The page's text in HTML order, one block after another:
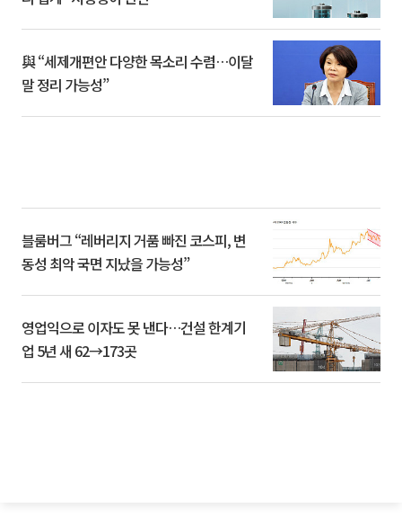
與 “세제개편안 다양한 목소리 수렴…이달
말 정리 가능성”
블룸버그 “레버리지 거품 빠진 코스피, 변
동성 최악 국면 지났을 가능성”
영업익으로 이자도 못 낸다…건설 한계기
업 5년 새 62→173곳